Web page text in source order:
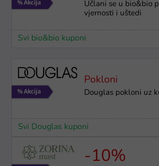
Učlani se u bio&bio
vjernosti i uštedi
Svi bio&bio kuponi
Pokloni
Douglas pokloni uz
Svi Douglas kuponi
-10%